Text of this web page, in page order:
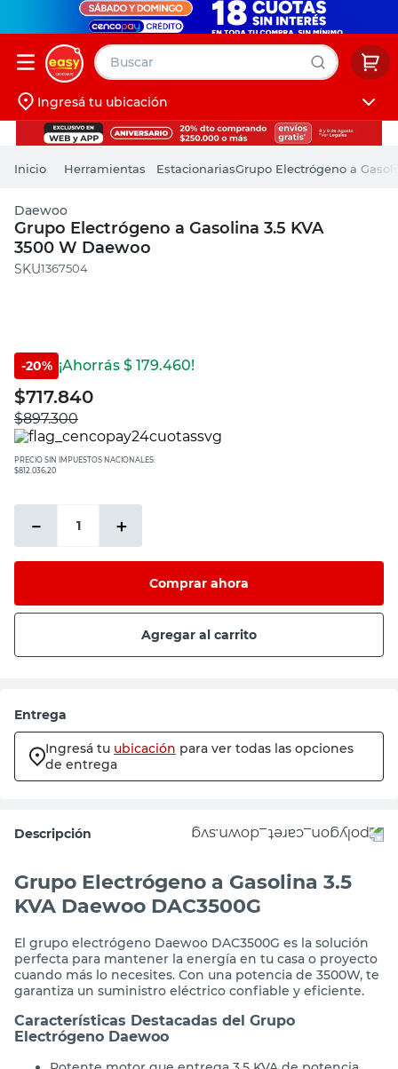
Buscar
Iniciá sesión
Ingresá tu ubicación
Herramientas EstacionariasGrupo Electrógeno a
Daewoo
Grupo Electrógeno a Gasolina 3.5 KVA
3500 W Daewoo
:1367504
-20% ¡Ahorrás $ 179.460!
$717.840
$897.300
PRECIO SIN IMPUESTOS NACIONALES:
$812.036,20
＋
－
Comprar ahora
Agregar al carrito
Entrega
Ingresá tu ubicación para ver todas las opciones
de entrega
Descripción
Grupo Electrógeno a Gasolina 3.5
KVA Daewoo DAC3500G
El grupo electrógeno Daewoo DAC3500G es la solución
perfecta para mantener la energía en tu casa o proyecto
cuando más lo necesites. Con una potencia de 3500W, te
garantiza un suministro eléctrico confiable y eficiente.
Características Destacadas del Grupo
Electrógeno Daewoo
muebles
pintura
escritorio
puertas
placard